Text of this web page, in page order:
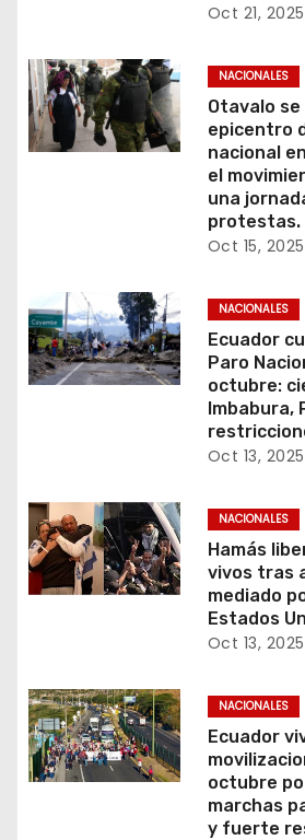
Oct 21, 2025
NACIONALES
Otavalo
epicentro
nacional
el
una
protestas.
Oct 15, 2025
NACIONALES
Ecuador
Paro
octubre:
Imbabura,
Oct 13, 2025
NACIONALES
Hamás
vivos tras
mediado
Estados
Oct 13, 2025
NACIONALES
Ecuador
octubre
marchas
y fuerte